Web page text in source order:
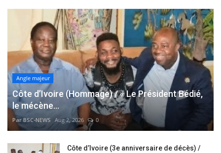
Angle majeur
Côte d’Ivoire (Hommage) / « Le Président Bédié,
le mécène...
Par BSC-NEWS Aug 2, 2026 0
Côte d’Ivoire (3e anniversaire de décès) /